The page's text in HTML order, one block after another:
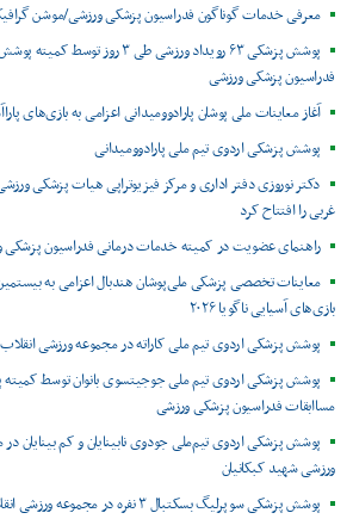
معرفی خدمات گوناگون فدراسیون پزشکی ورزشی/موشن
پوشش پزشکی ۶۳ رویداد ورزشی طی ۳ روز
فدراسیون پزشکی ورزشی
آغاز معاینات ملی پوشان پارادوومیدانی اعزامی به بازی‌های
پوشش پزشکی اردوی تیم ملی پارادوومیدانی
دکتر نوروزی دفتر اداری و مرکز فیزیوتراپی هیات پزشکی
غربی را افتتاح کرد
راهنمای عضویت در کمیته خدمات درمانی فدراسیون پزشکی
معاینات تخصصی پزشکی ملی‌پوشان هندبال اعزامی به
بازی‌های آسیایی ناگویا ۲۰۲۶
پوشش پزشکی اردوی تیم ملی کاراته در مجموعه ورزشی انقلاب
پوشش پزشکی اردوی تیم ملی جوجیتسوی بانوان توسط
مساابقات فدراسیون پزشکی ورزشی
پوشش پزشکی اردوی تیم‌ملی جودوی نابینایان و کم بینایان
ورزشی شهید کبکانیان
پوشش پزشکی سوپرلیگ بسکتبال ۳ نفره در مجموعه ورزشی انقلاب